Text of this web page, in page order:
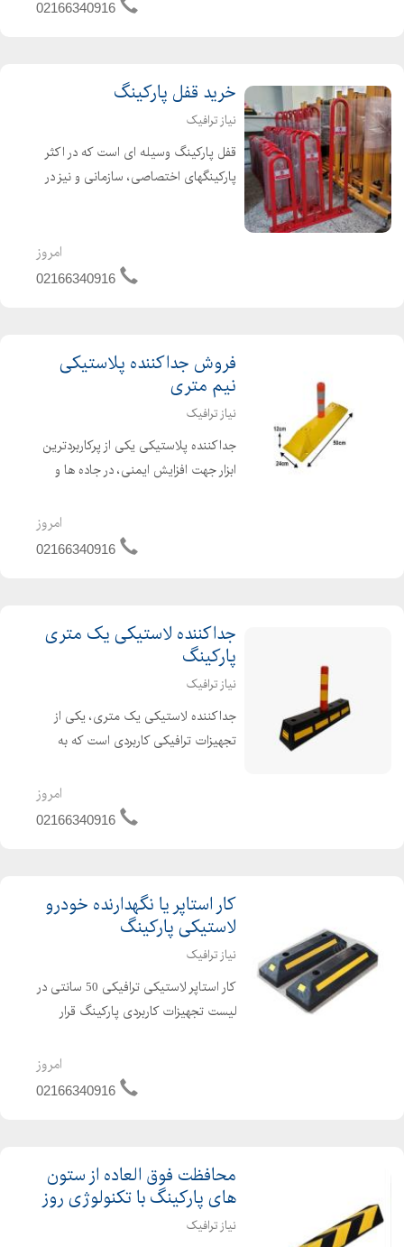
02166340916
خرید قفل پارکینگ
نیاز ترافیک
قفل پارکینگ وسیله ای است که در اکثر
پارکینگهای اختصاصی، سازمانی و نیز در
این امکان را فراهم می آورد که دیگر کسی
امروز
02166340916
فروش جداکننده پلاستیکی
نیم متری
نیاز ترافیک
جداکننده پلاستیکی یکی از پرکاربردترین
ابزار جهت افزایش ایمنی، در جاده ها و
کیفیت و استحکام بالایی دارد که جهت
جداسازی و تعیین مسیر تردد اتومبیل ها
امروز
02166340916
جداکننده لاستیکی یک متری
پارکینگ
نیاز ترافیک
جداکننده لاستیکی یک متری، یکی از
تجهیزات ترافیکی کاربردی است که به
خاصی دارد. جداکننده لاستیکی محصولی
خاص جهت تعیین مرز مسیرهای تردد
امروز
02166340916
کار استاپر یا نگهدارنده خودرو
لاستیکی پارکینگ
نیاز ترافیک
کار استاپر لاستیکی ترافیکی 50 سانتی در
لیست تجهیزات کاربردی پارکینگ قرار
دارای ابعاد 50*10 سانتی متر است که به
راحتی جابجا می شود. کار استاپر 50
امروز
02166340916
محافظت فوق العاده از ستون
های پارکینگ با تکنولوژی روز
نیاز ترافیک